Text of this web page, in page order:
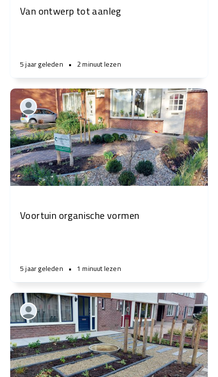
Van ontwerp tot aanleg
5 jaar geleden • 2 minuut lezen
Voortuin organische vormen
5 jaar geleden • 1 minuut lezen